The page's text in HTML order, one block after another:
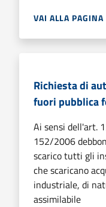
VAI ALLA PAGINA
Richiesta di
fuori pubblica
Ai sensi dell'art.
152/2006
scarico tutti gli
che scaricano
industriale, di
assimilabile